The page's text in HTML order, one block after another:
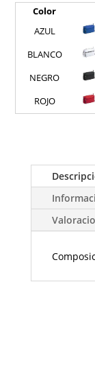
Color
AZUL
BLANCO
NEGRO
ROJO